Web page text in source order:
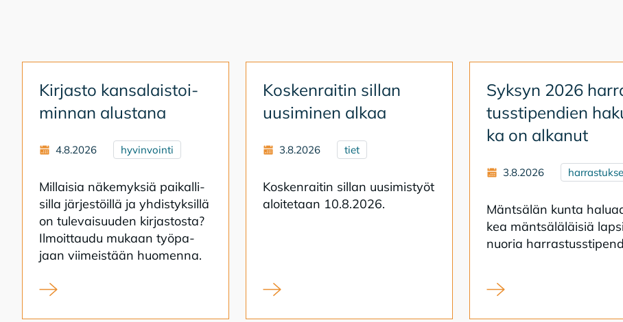
Kir­jas­to kan­sa­lais­toi­
min­nan alus­ta­na
4.8.2026 hyvinvointi
Mil­lai­sia nä­ke­myk­siä pai­kal­li­
sil­la jär­jes­töil­lä ja yh­dis­tyk­sil­lä
on tu­le­vai­suu­den kir­jas­tos­ta?
Il­moit­tau­du mu­kaan työ­pa­
jaan vii­meis­tään huo­men­na.
Kirjasto kansalaistoiminnan alustana
Kos­ken­rai­tin sil­lan
uusi­mi­nen al­kaa
3.8.2026 tiet
Kos­ken­rai­tin sil­lan uusi­mis­työt
aloi­te­taan 10.8.2026.
Koskenraitin sillan uusiminen alkaa
Syk­syn 2026
tuss­ti­pen­dien
ka on al­ka­nut
3.8.2026
Mänt­sä­län kun­ta
kea mänt­sä­lä­läi­siä
nuo­ria
Syksyn 2026